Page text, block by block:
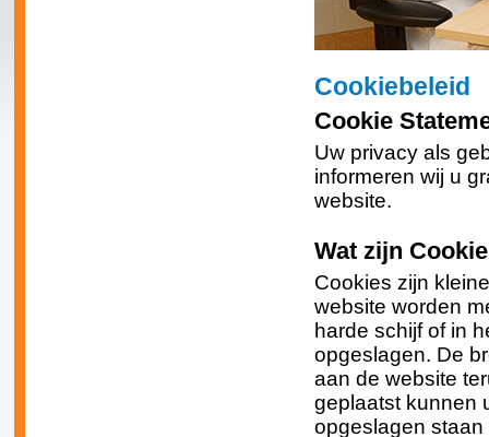
Cookiebeleid
Cookie
Uw privacy als
informeren wij u
website.
Wat zijn
Cookies zijn
website worden
harde schijf of in
opgeslagen. De
aan de website
geplaatst kunnen
opgeslagen